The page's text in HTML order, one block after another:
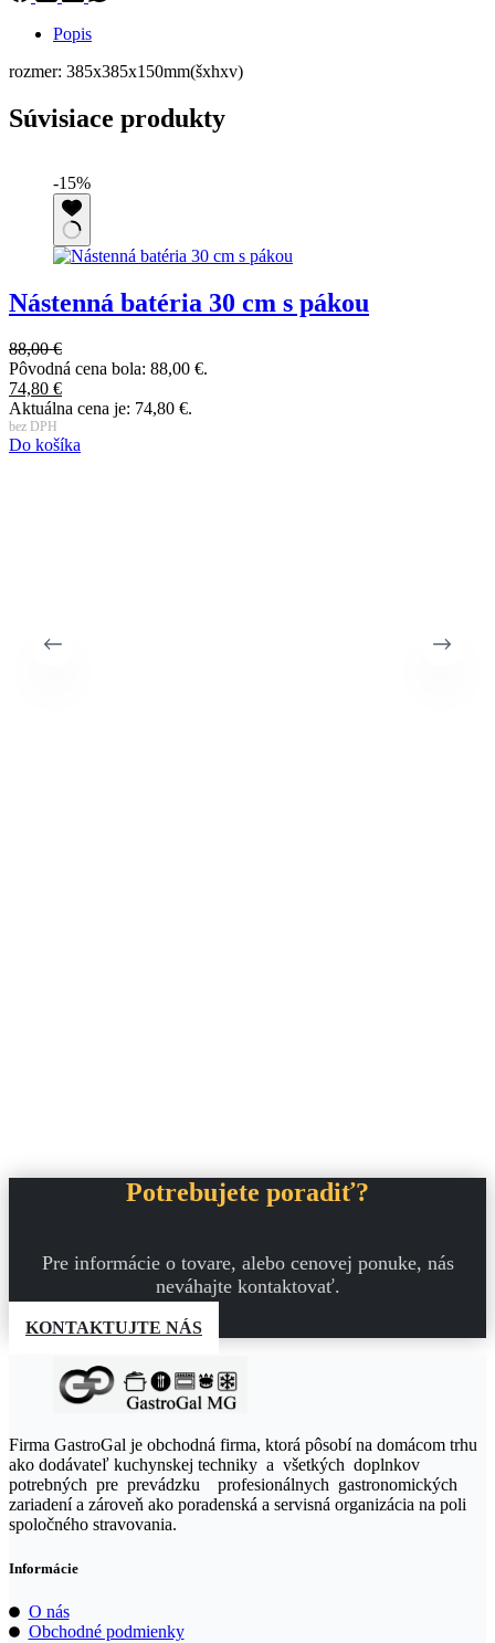
Popis
rozmer: 385x385x150mm(šxhxv)
Súvisiace produkty
-15%
Nástenná batéria 30 cm s pákou
88,00€
Pôvodná cena bola: 88,00 €.
74,80 €
Aktuálna cena je: 74,80 €.
bez DPH
Do košíka
Potrebujete poradiť?
Pre informácie o tovare, alebo cenovej ponuke, nás
neváhajte kontaktovať.
KONTAKTUJTE NÁS
Firma GastroGal je obchodná firma, ktorá pôsobí na domácom trhu
ako dodávateľ kuchynskej techniky a všetkých doplnkov
potrebných pre prevádzku profesionálnych gastronomických
zariadení a zároveň ako poradenská a servisná organizácia na poli
spoločného stravovania.
Informácie
O nás
Obchodné podmienky